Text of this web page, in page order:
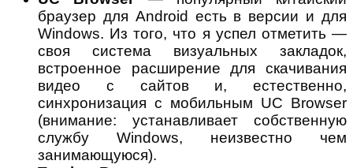
браузер для Android есть в версии и для
Windows. Из того, что я успел отметить —
своя система визуальных закладок,
встроенное расширение для скачивания
видео с сайтов и, естественно,
синхронизация с мобильным UC Browser
(внимание: устанавливает собственную
службу Windows, неизвестно чем
занимающуюся).